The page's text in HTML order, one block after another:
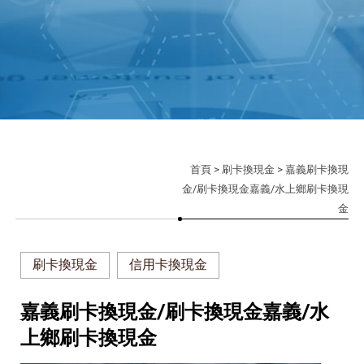
首頁 > 刷卡換現金 > 嘉義刷卡換現
金/刷卡換現金嘉義/水上鄉刷卡換現
金
刷卡換現金 信用卡換現金
嘉義刷卡換現金/刷卡換現金嘉義/水
上鄉刷卡換現金